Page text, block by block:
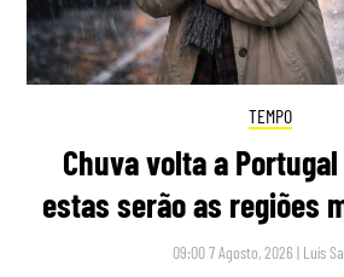
TEMPO
Chuva volta a
estas serão as regiões
09:00 7 Agosto, 2026 | Luís